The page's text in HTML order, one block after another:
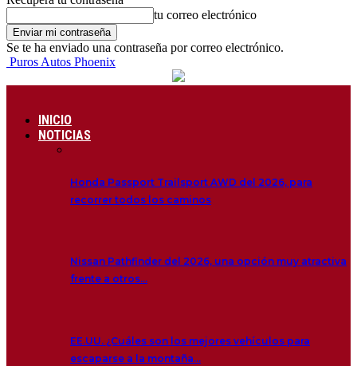
tu correo electrónico
Se te ha enviado una contraseña por correo electrónico.
Puros Autos Phoenix
INICIO
NOTICIAS
Honda Passport Trailsport AWD del 2026, para
recorrer todos los caminos
Nissan Pathfinder del 2026, una opción muy atractiva
frente a otros…
EE.UU. ¿Cuáles son los mejores vehículos para
escaparse a la montaña…